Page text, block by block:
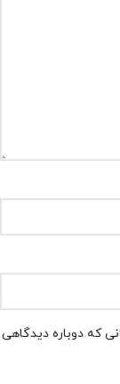
که دوباره دیدگاهی